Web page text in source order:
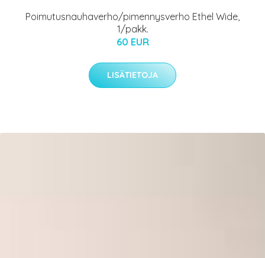
Poimutusnauhaverho/pimennysverho Ethel Wide,
1/pakk.
60 EUR
LISÄTIETOJA